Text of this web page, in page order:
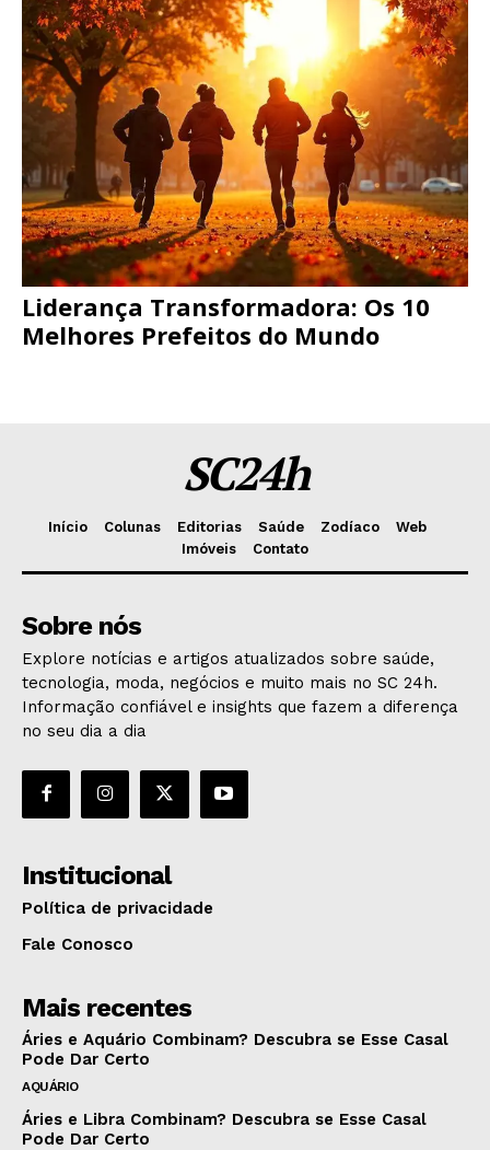
Liderança Transformadora: Os 10
Melhores Prefeitos do Mundo
SC24h
Início Colunas Editorias Saúde Zodíaco
Web
Imóveis
Contato
Sobre nós
Explore notícias e artigos atualizados sobre saúde,
tecnologia, moda, negócios e muito mais no SC 24h.
Informação confiável e insights que fazem a diferença
no seu dia a dia
Institucional
Política de privacidade
Fale Conosco
Mais recentes
Áries e Aquário Combinam? Descubra se Esse Casal
Pode Dar Certo
AQUÁRIO
Áries e Libra Combinam? Descubra se Esse Casal
Pode Dar Certo